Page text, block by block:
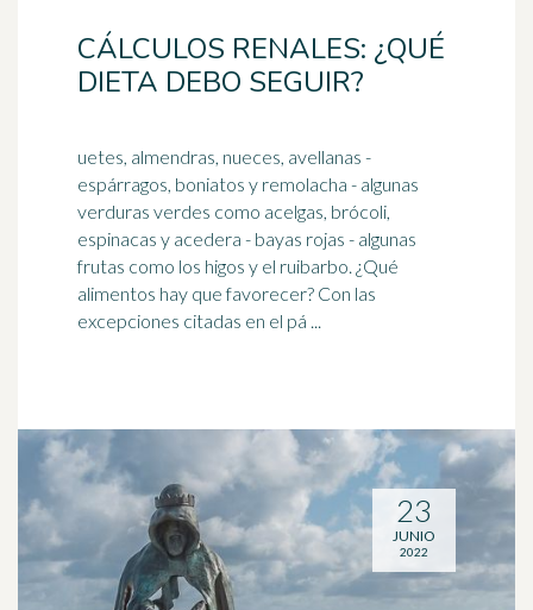
CÁLCULOS RENALES: ¿QUÉ
DIETA DEBO SEGUIR?
uetes, almendras, nueces, avellanas -
espárragos, boniatos y remolacha - algunas
verduras verdes como acelgas, brócoli,
espinacas y acedera - bayas rojas - algunas
frutas como los higos y el ruibarbo. ¿Qué
alimentos hay que favorecer? Con las
excepciones citadas en el pá ...
23
JUNIO
2022